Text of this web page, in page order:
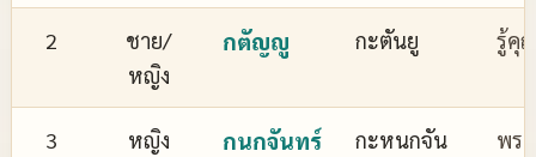
2
ชาย/
หญิง
กตัญญู กะตันยู รู้คุ
3 หญิง กนกจันทร์ กะหนกจัน พร